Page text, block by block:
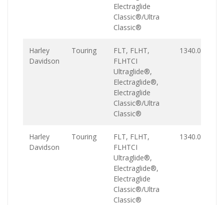
Electraglide
Classic®/Ultra
Classic®
Harley
Davidson
Touring
FLT, FLHT,
FLHTCI
Ultraglide®,
Electraglide®,
Electraglide
Classic®/Ultra
Classic®
1340.0
Harley
Davidson
Touring
FLT, FLHT,
FLHTCI
Ultraglide®,
Electraglide®,
Electraglide
Classic®/Ultra
Classic®
1340.0